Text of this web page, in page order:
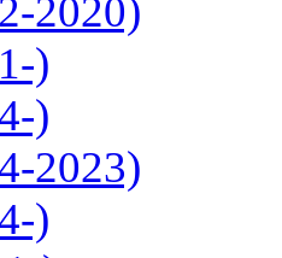
2020)
)
)
2023)
)